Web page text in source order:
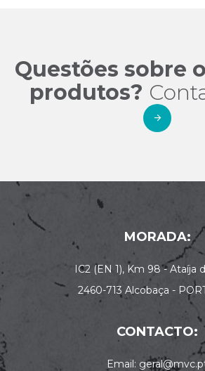
Questões sobre
produtos?
MORADA:
IC2 (EN 1), Km 98 - Ataíja
2460-713 Alcobaça -
CONTACTO:
Email: